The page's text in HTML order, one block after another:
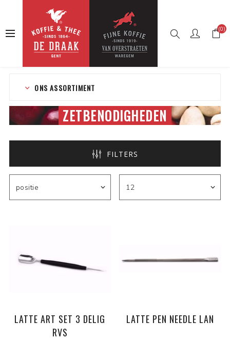
(0)
Startpagina Webshop Koffie
ZETBENODIGHEDEN
FILTERS
LATTE ART SET 3 DELIG
RVS
LATTE PEN NEEDLE LAN
ONS ASSORTIMENT